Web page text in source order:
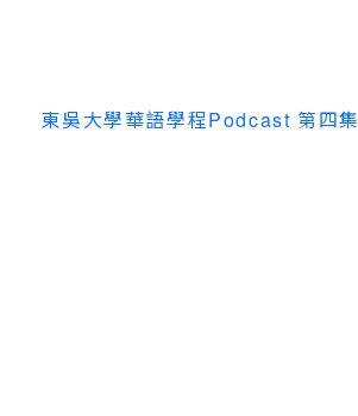
東吳大學華語學程Podcast 第四集